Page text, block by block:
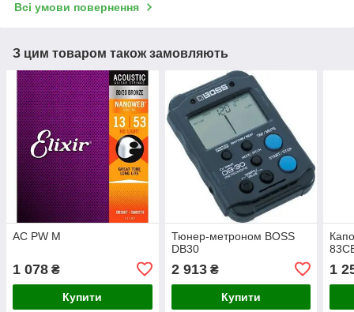
Всі умови повернення
З цим товаром також замовляють
AC PW M
1 078 ₴
Купити
Тюнер-метроном BOSS
DB30
2 913₴
Купити
1